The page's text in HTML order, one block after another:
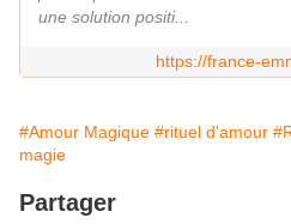
une solution positi...
https://france-
#Amour Magique #rituel d'amour
magie
Partager